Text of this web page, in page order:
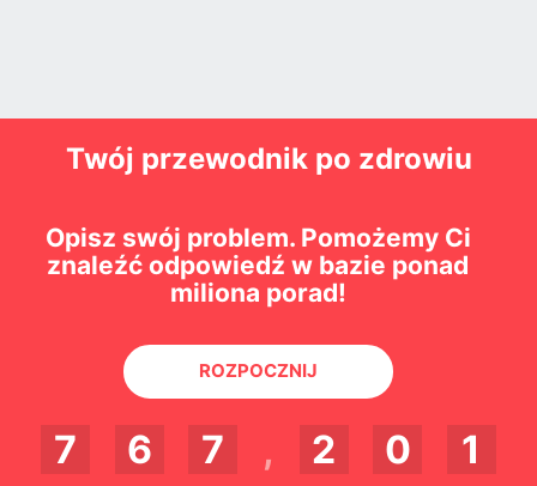
Twój przewodnik po zdrowiu
Opisz swój problem. Pomożemy Ci
znaleźć odpowiedź w bazie ponad
miliona porad!
ROZPOCZNIJ
7 6 7 , 2 0 1